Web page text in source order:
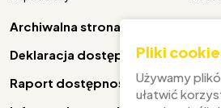
Archiwalna strona
Deklaracja dostępności
Raport dostępności
Pliki
Używamy
ułatwić